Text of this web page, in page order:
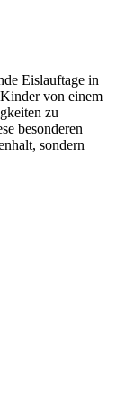
Eislauftage in
von einem
zu
besonderen
sondern